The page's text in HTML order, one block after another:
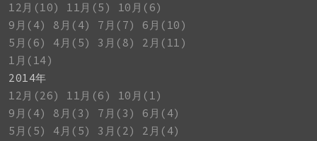
12月(10)
11月(5)
10月(6)
9月(4)
8月(4) 7月(7)
6月(10)
5月(6)
4月(5) 3月(8)
2月(11)
1月(14)
2014年
12月(26)
11月(6)
10月(1)
9月(4)
8月(3) 7月(3)
6月(4)
5月(5)
4月(5) 3月(2)
2月(4)